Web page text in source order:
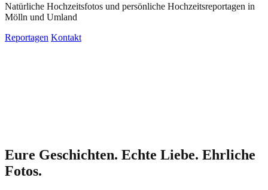
Natürliche Hochzeitsfotos und persönliche Hochzeitsreportagen in
Mölln und Umland
Reportagen Kontakt
Eure Geschichten. Echte Liebe. Ehrliche
Fotos.